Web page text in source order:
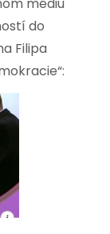
do
Filipa